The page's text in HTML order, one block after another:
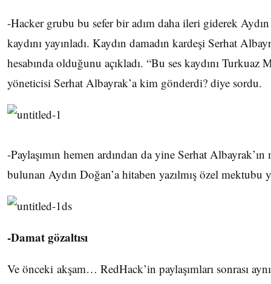
-Hacker grubu bu sefer bir adım daha ileri giderek Aydın
kaydını yayınladı. Kaydın damadın kardeşi Serhat
hesabında olduğunu açıkladı. “Bu ses kaydını Turkuaz
yöneticisi Serhat Albayrak’a kim gönderdi? diye sordu.
-Paylaşımın hemen ardından da yine Serhat Albayrak’ın
bulunan Aydın Doğan’a hitaben yazılmış özel mektubu
-Damat gözaltısı
Ve önceki akşam… RedHack’in paylaşımları sonrası